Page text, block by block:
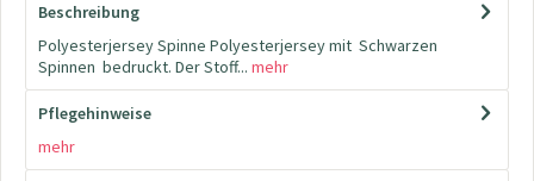
Beschreibung
Polyesterjersey Spinne Polyesterjersey mit Schwarzen
Spinnen bedruckt. Der Stoff... mehr
Pflegehinweise
mehr